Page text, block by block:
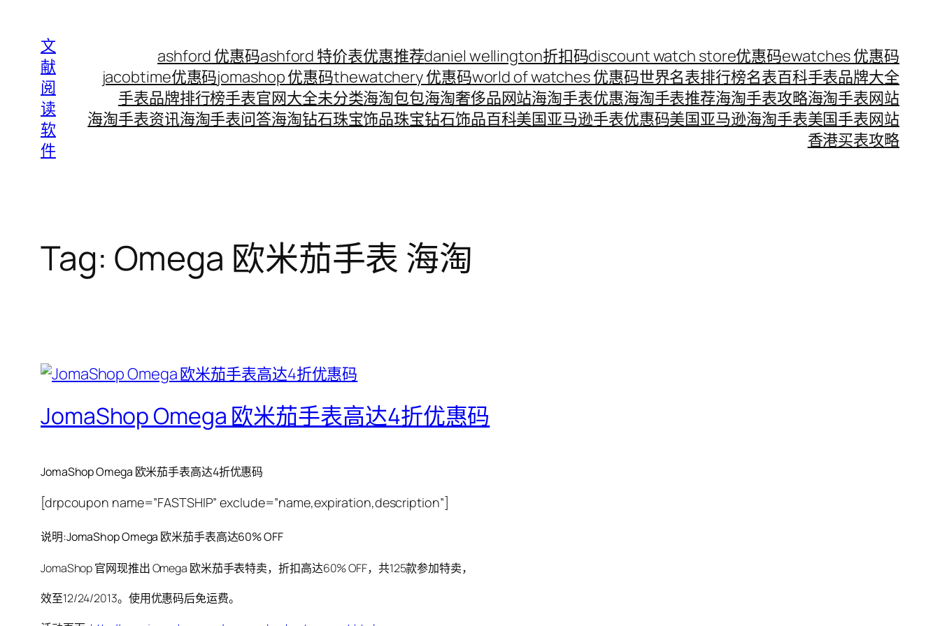
content
文
献
阅
读
软
件
ashford 优惠码ashford 特价表优惠推荐daniel wellington折扣码discount watch store优惠码ewatches 优惠码
jacobtime优惠码jomashop 优惠码thewatchery 优惠码world of watches 优惠码世界名表排行榜名表百科手表品牌大全
手表品牌排行榜手表官网大全未分类海淘包包海淘奢侈品网站海淘手表优惠海淘手表推荐海淘手表攻略海淘手表网站
海淘手表资讯海淘手表问答海淘钻石珠宝饰品珠宝钻石饰品百科美国亚马逊手表优惠码美国亚马逊海淘手表美国手表网站
香港买表攻略
Tag: Omega 欧米茄手表 海淘
JomaShop Omega 欧米茄手表高达4折优惠码
JomaShop Omega 欧米茄手表高达4折优惠码
[drpcoupon name=”FASTSHIP” exclude=”name,expiration,description”]
说明:JomaShop Omega 欧米茄手表高达60% OFF
JomaShop 官网现推出 Omega 欧米茄手表特卖，折扣高达60% OFF，共125款参加特卖，
效至12/24/2013。使用优惠码后免运费。